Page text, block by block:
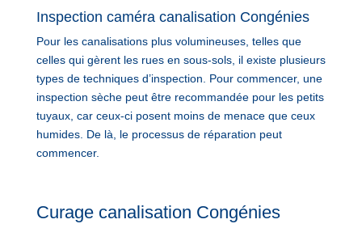
Inspection caméra canalisation Congénies
Pour les canalisations plus volumineuses, telles que
celles qui gèrent les rues en sous-sols, il existe plusieurs
types de techniques d’inspection. Pour commencer, une
inspection sèche peut être recommandée pour les petits
tuyaux, car ceux-ci posent moins de menace que ceux
humides. De là, le processus de réparation peut
commencer.
Curage canalisation Congénies